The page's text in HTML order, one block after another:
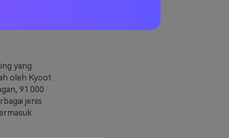
yang
oleh Kyoot
91.000
jenis